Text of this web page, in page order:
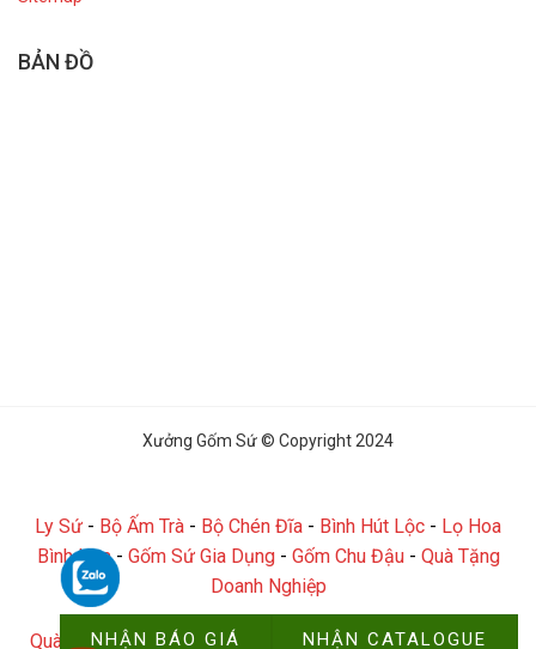
BẢN ĐỒ
Xưởng Gốm Sứ © Copyright 2024
Ly Sứ - Bộ Ấm Trà - Bộ Chén Đĩa - Bình Hút Lộc - Lọ Hoa
Bình Hoa- Gốm Sứ Gia Dụng- Gốm Chu Đậu- Quà Tặng
Doanh Nghiệp
Quà Tặng Đại Hội-Quà Tặng Công Đoàn -Quà Tặng Công
NHẬN BÁO GIÁ NHẬN CATALOGUE